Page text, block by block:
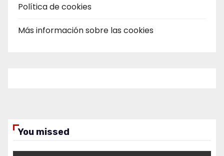
Política de cookies
Más información sobre las cookies
You missed